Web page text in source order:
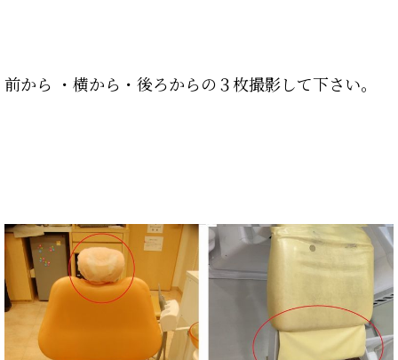
前から ・横から・後ろからの３枚撮影して下さい。